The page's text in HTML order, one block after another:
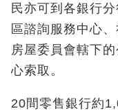
民亦可到各銀行
區諮詢服務中心
房屋委員會轄下
心索取。
20間零售銀行約